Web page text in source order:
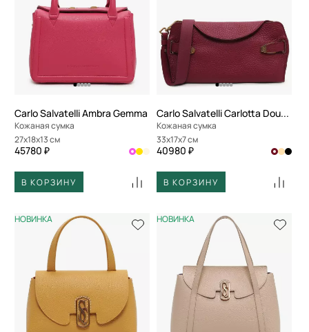
Carlo Salvatelli Ambra Gemma
Кожаная сумка
27x18x13 см
45780 ₽
В КОРЗИНУ
Carlo Salvatelli Carlotta Double
Кожаная сумка
33x17x7 см
40980 ₽
В КОРЗИНУ
НОВИНКА НОВИНКА